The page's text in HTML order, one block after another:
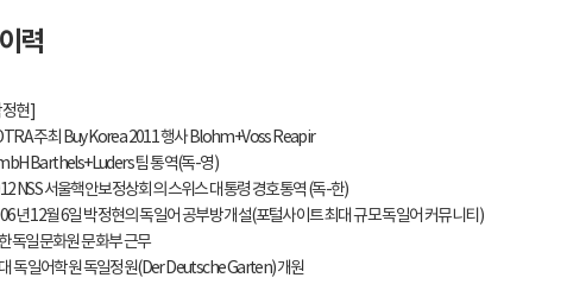
력
정현]
주최 Buy Korea 2011 행사 Blohm+Voss Reapir
Barthels+Luders 팀 통역(독-영)
NSS 서울핵안보정상회의 스위스 대통령 경호통역 (독-한)
년 12월 6일 박정현의 독일어 공부방 개설(포털사이트 최대 규모 독일어 커뮤니티)
독일문화원 문화부 근무
독일어학원 독일정원(Der Deutsche Garten) 개원